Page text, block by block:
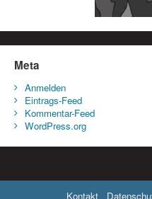
Meta
Anmelden
Eintrags-Feed
Kommentar-Feed
WordPress.org
Kontakt